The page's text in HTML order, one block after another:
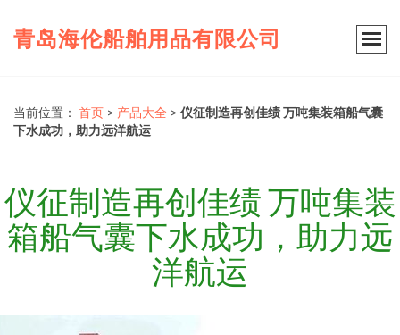
青岛海伦船舶用品有限公司
当前位置： 首页 > 产品大全 > 仪征制造再创佳绩 万吨集装箱船气囊
下水成功，助力远洋航运
仪征制造再创佳绩 万吨集装
箱船气囊下水成功，助力远
洋航运